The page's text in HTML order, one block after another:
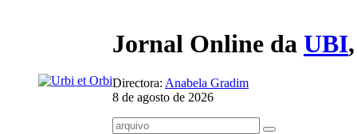
Jornal Online da UBI
Directora: Anabela Gradim
8 de agosto de 2026